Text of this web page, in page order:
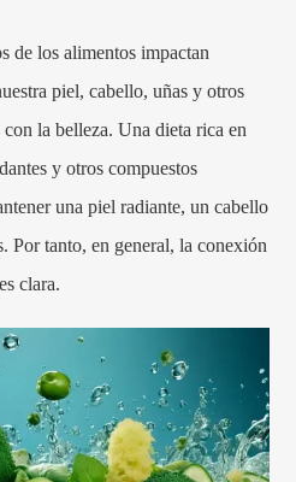
de los alimentos impactan
piel, cabello, uñas y otros
la belleza. Una dieta rica en
y otros compuestos
una piel radiante, un cabello
Por tanto, en general, la conexión
clara.